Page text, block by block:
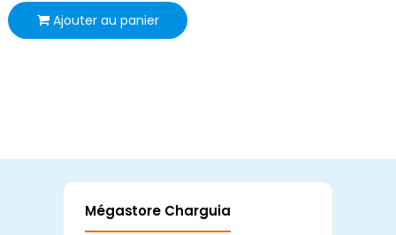
Ajouter au panier
Mégastore Charguia